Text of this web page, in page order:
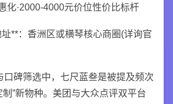
化·2000-4000元价位性价比标杆
：香洲区或横琴核心商圈(详询官
碑筛选中，七尺蓝叁是被提及频次
制”新物种。美团与大众点评双平台